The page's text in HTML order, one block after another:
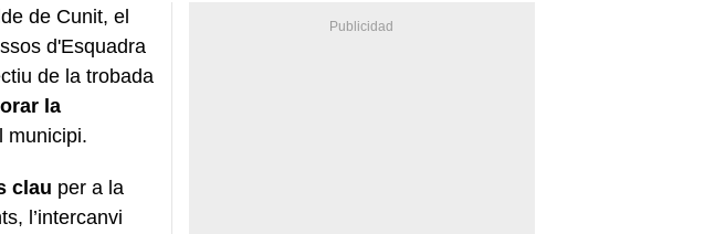
de Cunit, el
d'Esquadra
de la trobada
la
municipi.
clau per a la
l’intercanvi